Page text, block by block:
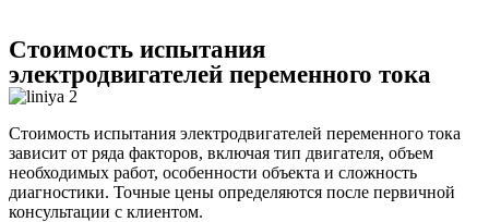
Стоимость испытания
электродвигателей переменного тока
Стоимость испытания электродвигателей переменного тока
зависит от ряда факторов, включая тип двигателя, объем
необходимых работ, особенности объекта и сложность
диагностики. Точные цены определяются после первичной
консультации с клиентом.